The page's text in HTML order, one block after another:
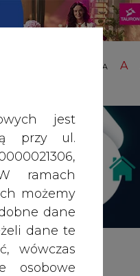
A A
jest
przy ul.
ramach
możemy
dane
dane te
wówczas
osobowe